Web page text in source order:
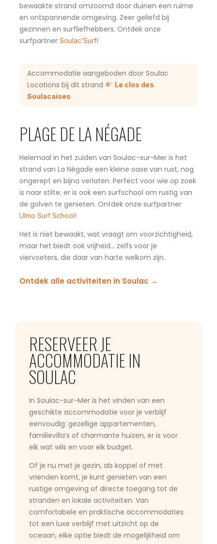
bewaakte strand omzoomd door duinen een ruime
en ontspannende omgeving. Zeer geliefd bij
gezinnen en surfliefhebbers. Ontdek onze
surfpartner Soulac’Surf!
Accommodatie aangeboden door Soulac
Locations bij dit strand
Le clos des
Soulacaises
PLAGE DE LA NÉGADE
Helemaal in het zuiden van Soulac-sur-Mer is het
strand van La Négade een kleine oase van rust, nog
ongerept en bijna verlaten. Perfect voor wie op zoek
is naar stilte; er is ook een surfschool om rustig van
de golven te genieten. Ontdek onze surfpartner
Ulmo Surf School!
Het is niet bewaakt, wat vraagt om voorzichtigheid,
maar het biedt ook vrijheid… zelfs voor je
viervoeters, die daar van harte welkom zijn.
Ontdek alle activiteiten in Soulac →
RESERVEER JE
ACCOMMODATIE IN
SOULAC
In Soulac-sur-Mer is het vinden van een
geschikte accommodatie voor je verblijf
eenvoudig: gezellige appartementen,
familievilla’s of charmante huizen, er is voor
elk wat wils en voor elk budget.
Of je nu met je gezin, als koppel of met
vrienden komt, je kunt genieten van een
rustige omgeving of directe toegang tot de
stranden en lokale activiteiten. Van
comfortabele en praktische accommodaties
tot een luxe verblijf met uitzicht op de
oceaan, elke optie biedt de mogelijkheid om